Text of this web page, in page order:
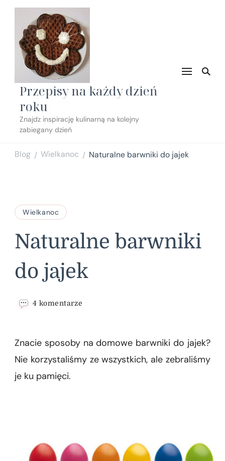
Przepisy na każdy dzień
roku
Znajdz inspirację kulinarną na kolejny
zabiegany dzień
Blog / Wielkanoc / Naturalne barwniki do jajek
Wielkanoc
Naturalne barwniki
do jajek
4 komentarze
jajek
Znacie sposoby na domowe barwniki do jajek?
Nie korzystaliśmy ze wszystkich, ale zebraliśmy
je ku pamięci.